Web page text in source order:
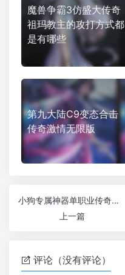
魔兽争霸3仿盛大传奇
祖玛教主的攻打方式都
是有哪些
第九大陆C9变态合击
传奇激情无限版
小狗专属神器单职业传奇新开私服
上一篇
评论（没有评论）